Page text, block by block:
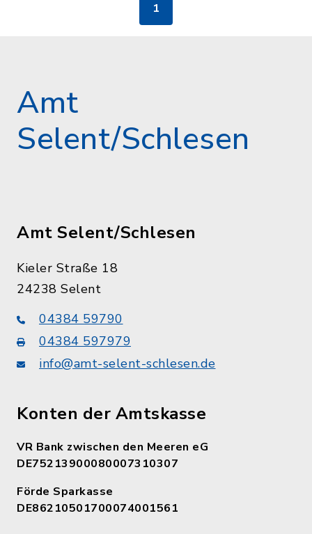
1
Amt
Selent/Schlesen
Amt Selent/Schlesen
Kieler Straße 18
24238 Selent
04384 59790
04384 597979
info@amt-selent-schlesen.de
Konten der Amtskasse
VR Bank zwischen den Meeren eG
DE75213900080007310307
Förde Sparkasse
DE86210501700074001561